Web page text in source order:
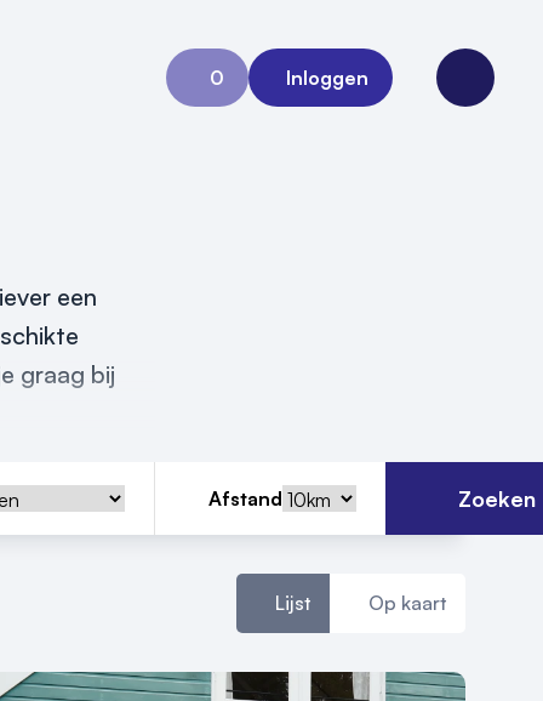
0
Aanvraag 0
Inloggen
Open
een
graag bij
Afstand Zoeken
Lijst Op kaart